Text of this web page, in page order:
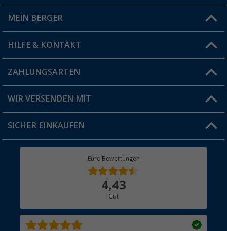
Filiale finden
MEIN BERGER
Vorteilskarte
Blog
Jobs & Karriere
HILFE & KONTAKT
FAQ & Kontakt
Versandinformationen
Rücksendung
ZAHLUNGSARTEN
WIR VERSENDEN MIT
SICHER EINKAUFEN
Eure Bewertungen
4,43
Gut